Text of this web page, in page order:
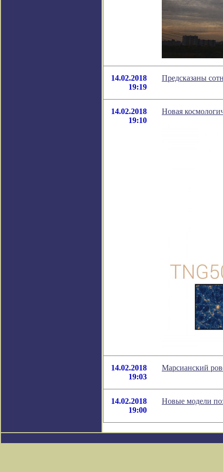
14.02.2018
19:19
Предсказаны
14.02.2018
19:10
Новая
14.02.2018
19:03
Марсианский
14.02.2018
19:00
Новые модели